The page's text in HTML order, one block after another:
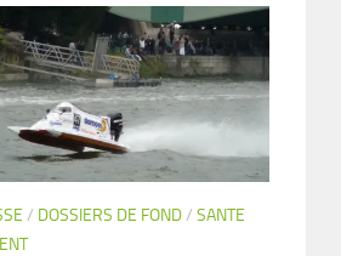
/ DOSSIERS DE FOND/ SANTE